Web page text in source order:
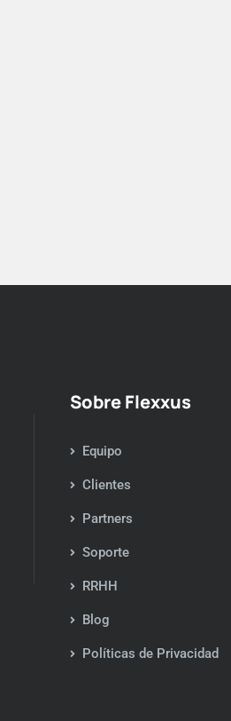
Sobre Flexxus
Equipo
Clientes
Partners
Soporte
RRHH
Blog
Políticas de Privacidad